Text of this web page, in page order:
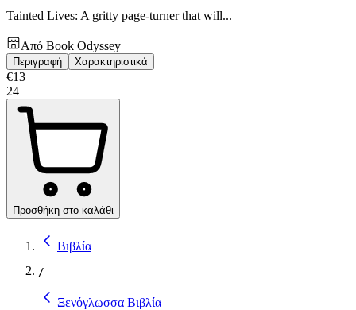
Tainted Lives: A gritty page-turner that will...
Από Book Odyssey
Περιγραφή Χαρακτηριστικά
€13
24
Προσθήκη στο καλάθι
Βιβλία
/
Ξενόγλωσσα Βιβλία